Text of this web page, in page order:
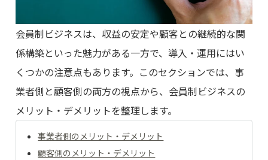
会員制ビジネスは、収益の安定や顧客との継続的な関
係構築といった魅力がある一方で、導入・運用にはい
くつかの注意点もあります。このセクションでは、事
業者側と顧客側の両方の視点から、会員制ビジネスの
メリット・デメリットを整理します。
事業者側のメリット・デメリット
顧客側のメリット・デメリット